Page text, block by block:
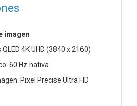
imagen
4K UHD (3840 x 2160)
60 Hz nativa
Pixel Precise Ultra HD